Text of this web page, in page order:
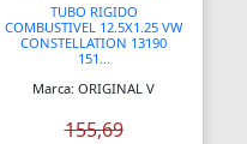
TUBO RIGIDO
COMBUSTIVEL 12.5X1.25 VW
CONSTELLATION 13190
151...
Marca: ORIGINAL V
155,69